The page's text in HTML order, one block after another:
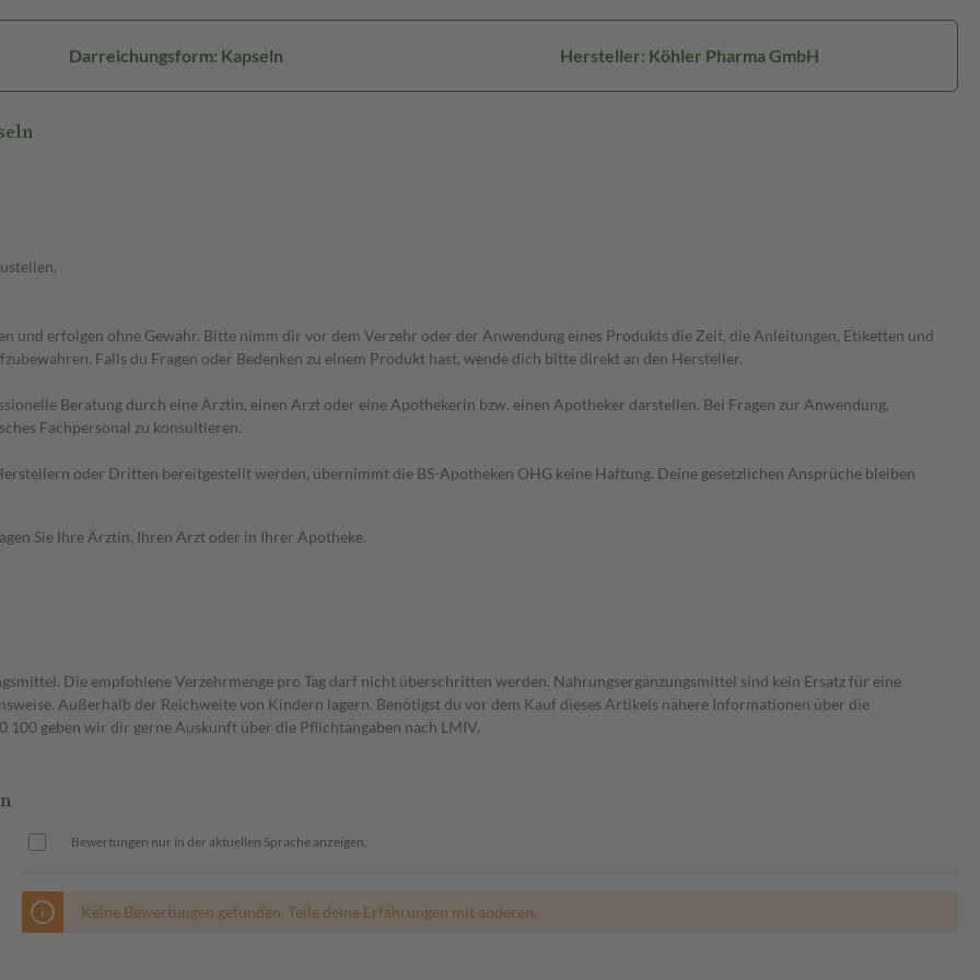
Darreichungsform: Kapseln Hersteller: Köhler Pharma GmbH
und erfolgen ohne Gewähr. Bitte nimm dir vor dem Verzehr oder der Anwendung eines Produkts die Zeit, die Anleitungen, Etiketten und
Falls du Fragen oder Bedenken zu einem Produkt hast, wende dich bitte direkt an den Hersteller.
Beratung durch eine Ärztin, einen Arzt oder eine Apothekerin bzw. einen Apotheker darstellen. Bei Fragen zur Anwendung,
Fachpersonal zu konsultieren.
oder Dritten bereitgestellt werden, übernimmt die BS-Apotheken OHG keine Haftung. Deine gesetzlichen Ansprüche bleiben
Sie Ihre Ärztin, Ihren Arzt oder in Ihrer Apotheke.
Die empfohlene Verzehrmenge pro Tag darf nicht überschritten werden. Nahrungsergänzungsmittel sind kein Ersatz für eine
Außerhalb der Reichweite von Kindern lagern. Benötigst du vor dem Kauf dieses Artikels nähere Informationen über die
geben wir dir gerne Auskunft über die Pflichtangaben nach LMIV.
Bewertungen nur in der aktuellen Sprache anzeigen.
Keine Bewertungen gefunden. Teile deine Erfahrungen mit anderen.